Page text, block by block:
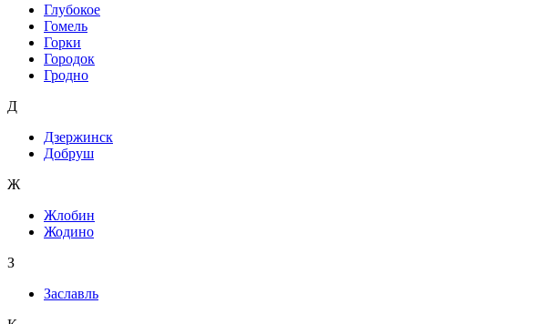
Глубокое
Гомель
Горки
Городок
Гродно
Д
Дзержинск
Добруш
Ж
Жлобин
Жодино
З
Заславль